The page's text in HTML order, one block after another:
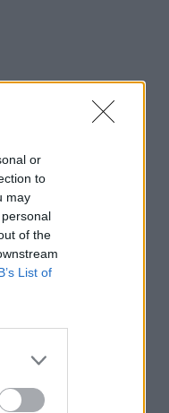
or
to
may
of the
List of